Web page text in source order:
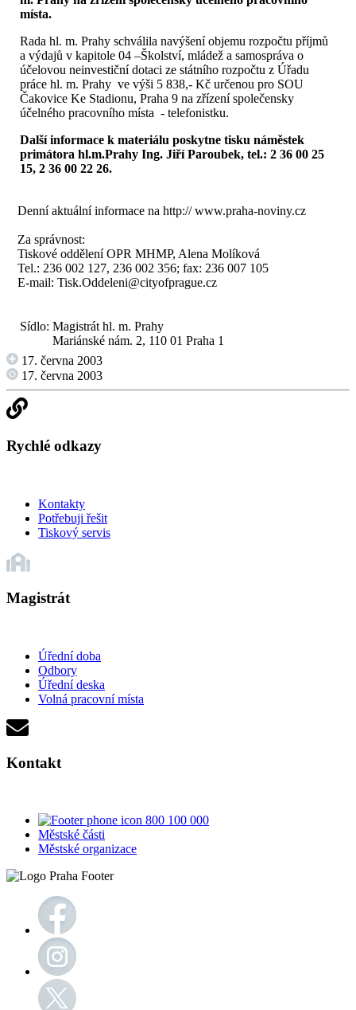
místa.
Rada hl. m. Prahy schválila navýšení objemu rozpočtu příjmů
a výdajů v kapitole 04 –Školství, mládež a samospráva o
účelovou neinvestiční dotaci ze státního rozpočtu z Úřadu
práce hl. m. Prahy ve výši 5 838,- Kč určenou pro SOU
Čakovice Ke Stadionu, Praha 9 na zřízení společensky
účelného pracovního místa - telefonistku.
Další informace k materiálu poskytne tisku náměstek
primátora hl.m.Prahy Ing. Jiří Paroubek, tel.: 2 36 00 25
15, 2 36 00 22 26.
Denní aktuální informace na http:// www.praha-noviny.cz
Za správnost:
Tiskové oddělení OPR MHMP, Alena Molíková
Tel.: 236 002 127, 236 002 356; fax: 236 007 105
E-mail: Tisk.Oddeleni@cityofprague.cz
Sídlo: Magistrát hl. m. Prahy
Mariánské nám. 2, 110 01 Praha 1
17. června 2003
17. června 2003
Rychlé odkazy
Kontakty
Potřebuji řešit
Tiskový servis
Magistrát
Úřední doba
Odbory
Úřední deska
Volná pracovní místa
Kontakt
800 100 000
Městské části
Městské organizace